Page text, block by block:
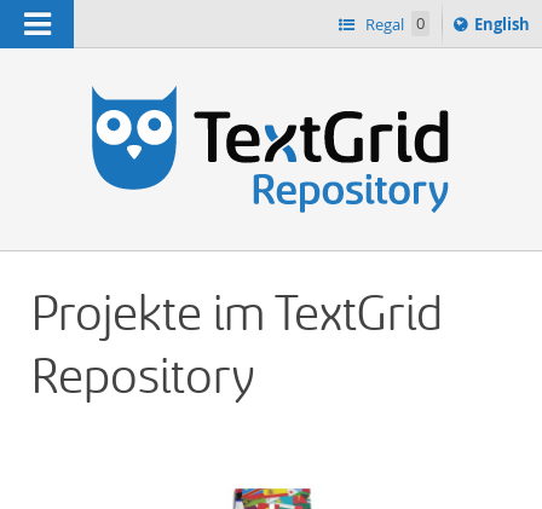
Navigation Regal 0
Switch
English
Projekte im TextGrid
Repository